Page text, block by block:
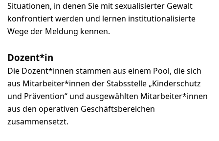
Situationen, in denen Sie mit sexualisierter Gewalt
konfrontiert werden und lernen institutionalisierte
Wege der Meldung kennen.
Dozent*in
Die Dozent*innen stammen aus einem Pool, die sich
aus Mitarbeiter*innen der Stabsstelle „Kinderschutz
und Prävention“ und ausgewählten Mitarbeiter*innen
aus den operativen Geschäftsbereichen
zusammensetzt.